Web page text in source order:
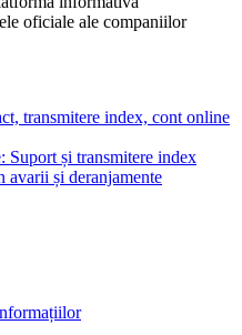
oficiale ale companiilor
transmitere index, cont online
Suport și transmitere index
avarii și deranjamente